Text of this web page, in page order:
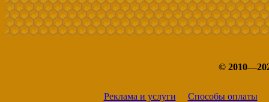
©
Реклама и услуги Способы оплаты